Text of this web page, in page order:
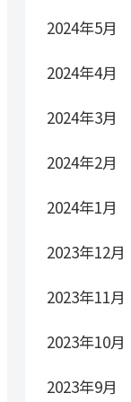
2024年5月
2024年4月
2024年3月
2024年2月
2024年1月
2023年12月
2023年11月
2023年10月
2023年9月